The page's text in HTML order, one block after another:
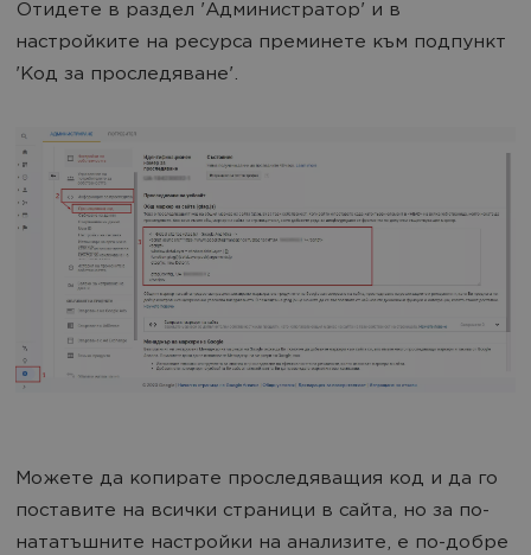
Отидете в раздел 'Администратор' и в
настройките на ресурса преминете към подпункт
'Код за проследяване'.
Можете да копирате проследяващия код и да го
поставите на всички страници в сайта, но за по-
нататъшните настройки на анализите, е по-добре